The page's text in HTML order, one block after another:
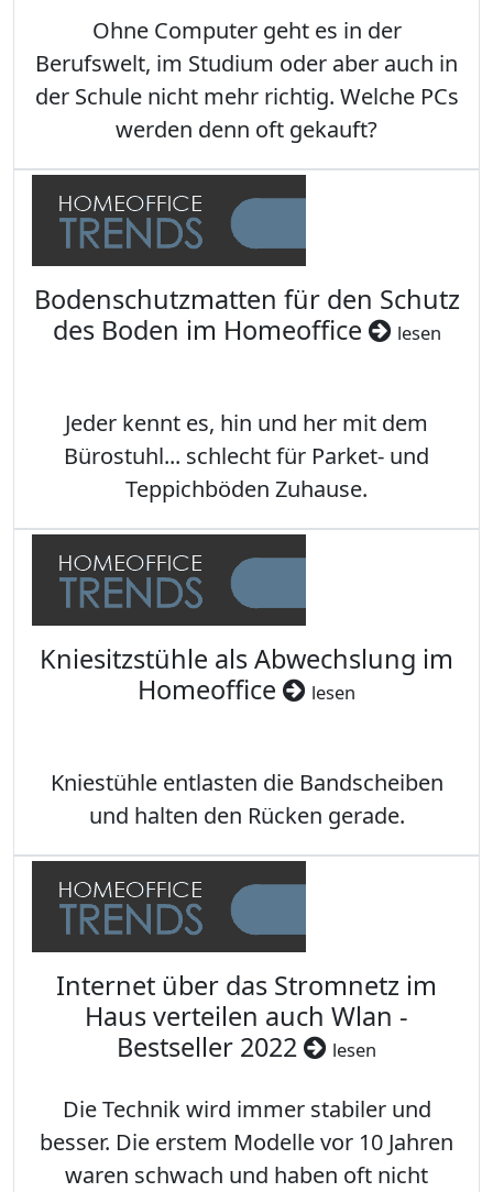
Ohne Computer geht es in der
Berufswelt, im Studium oder aber auch in
der Schule nicht mehr richtig. Welche PCs
werden denn oft gekauft?
Bodenschutzmatten für den Schutz
des Boden im Homeoffice
lesen
Jeder kennt es, hin und her mit dem
Bürostuhl... schlecht für Parket- und
Teppichböden Zuhause.
Kniesitzstühle als Abwechslung im
Homeoffice
lesen
Kniestühle entlasten die Bandscheiben
und halten den Rücken gerade.
Internet über das Stromnetz im
Haus verteilen auch Wlan -
Bestseller 2022
lesen
Die Technik wird immer stabiler und
besser. Die erstem Modelle vor 10 Jahren
waren schwach und haben oft nicht